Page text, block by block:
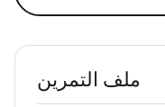
ملف التمرين